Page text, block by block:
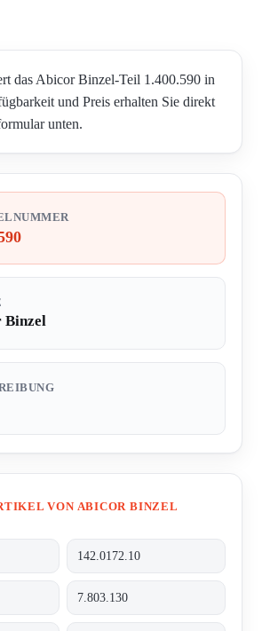
das Abicor Binzel-Teil 1.400.590 in
und Preis erhalten Sie direkt
unten.
Binzel
VON ABICOR BINZEL
142.0172.10
7.803.130